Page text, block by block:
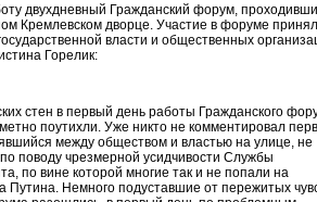
двухдневный Гражданский форум,
Кремлевском дворце. Участие в форуме
власти и общественных
Горелик:
стен в первый день работы Гражданского
поутихли. Уже никто не комментировал
между обществом и властью на улице, не
поводу чрезмерной усидчивости Службы
по вине которой многие так и не попали на
Путина. Немного подуставшие от пережитых